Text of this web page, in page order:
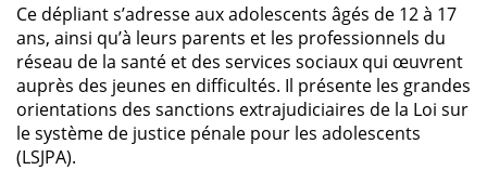
Ce dépliant s’adresse aux adolescents âgés de 12 à 17
ans, ainsi qu’à leurs parents et les professionnels du
réseau de la santé et des services sociaux qui œuvrent
auprès des jeunes en difficultés. Il présente les grandes
orientations des sanctions extrajudiciaires de la Loi sur
le système de justice pénale pour les adolescents
(LSJPA).